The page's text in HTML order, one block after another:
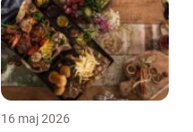
16 maj 2026